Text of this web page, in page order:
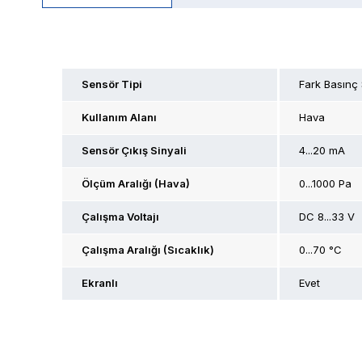
Sensör Tipi Fark
Kullanım Alanı Hava
Sensör Çıkış Sinyali 4...20 mA
Ölçüm Aralığı (Hava) 0...1000 Pa
Çalışma Voltajı DC 8...33 V
Çalışma Aralığı (Sıcaklık) 0...70 °C
Ekranlı Evet